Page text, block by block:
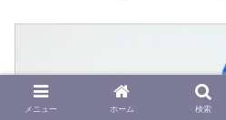
メニュー ホーム 検索